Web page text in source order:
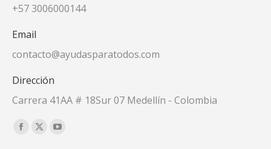
+57 3006000144
Email
contacto@ayudasparatodos.com
Dirección
Carrera 41AA # 18Sur 07 Medellín - Colombia
Encuéntranos en:
Facebook
X
YouTube